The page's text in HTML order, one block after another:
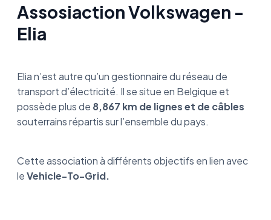
Assosiaction Volkswagen -
Elia
Elia n’est autre qu’un gestionnaire du réseau de
transport d’électricité. Il se situe en Belgique et
possède plus de 8,867 km de lignes et de câbles
souterrains répartis sur l’ensemble du pays.
Cette association à différents objectifs en lien avec
leVehicle-To-Grid.